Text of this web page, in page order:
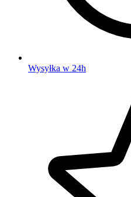
Wysyłka w 24h